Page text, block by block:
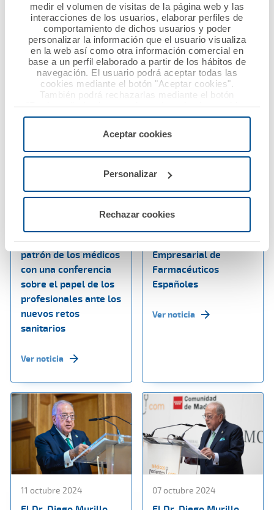
medir el volumen de visitas de la página web y las
interacciones de los usuarios, elaborar perfiles de
comportamiento de dichos usuarios y poder
personalizar la información que el usuario visualiza
en la web así como otra información comercial en
base a un perfil elaborado a partir de los hábitos de
navegación. El usuario podrá aceptar todas las
cookies mediante el botón "Aceptar cookies".
También podrá rechazarlas mediante el botón
"Rechazar", donde se rechazarán todas las cookies
menos las necesarias para permitir el acceso a los
configurarlas usando el botón “Personalizar".
Aceptar cookies
Personalizar
Rechazar cookies
Sanitario
Ver noticia
Ver noticia
Ana Pastor
celebración del
patrón de los médicos
con una conferencia
sobre el papel de los
profesionales ante los
nuevos retos
sanitarios
Ver noticia
15 octubre 2024
Ana Pastor inaugura
la Jornada FEFE One
Federación
Empresarial de
Farmacéuticos
Españoles
Ver noticia
11 octubre 2024 07 octubre 2024